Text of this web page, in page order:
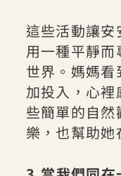
這些活動讓
用一種平靜
世界。媽媽
加投入，心
些簡單的自
樂，也幫助她